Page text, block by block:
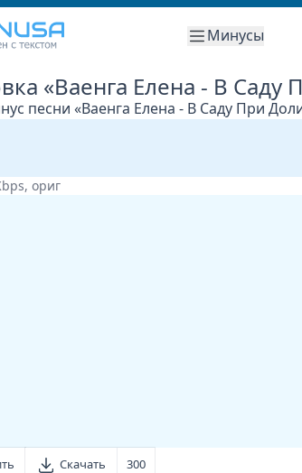
Минусы
«Ваенга Елена - В Саду
песни «Ваенга Елена - В Саду При
ориг
Скачать 300